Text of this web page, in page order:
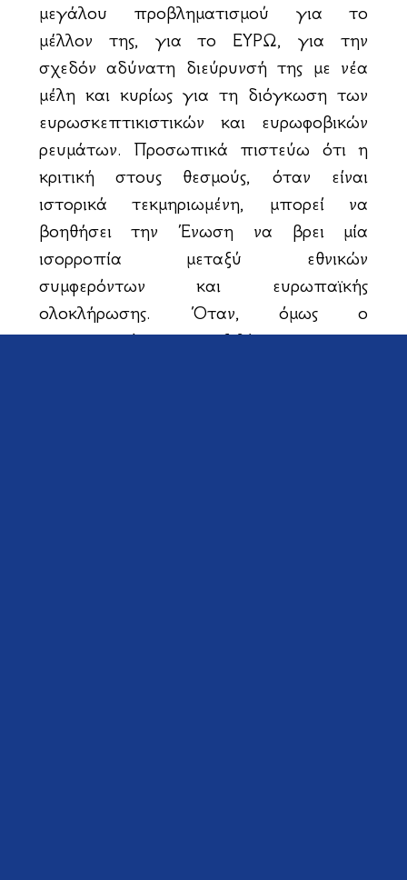
μεγάλου προβληματισμού για το
μέλλον της, για το ΕΥΡΩ, για την
σχεδόν αδύνατη διεύρυνσή της με νέα
μέλη και κυρίως για τη διόγκωση των
ευρωσκεπτικιστικών και ευρωφοβικών
ρευμάτων. Προσωπικά πιστεύω ότι η
κριτική στους θεσμούς, όταν είναι
ιστορικά τεκμηριωμένη, μπορεί να
βοηθήσει την Ένωση να βρει μία
ισορροπία μεταξύ εθνικών
συμφερόντων και ευρωπαϊκής
ολοκλήρωσης. Όταν, όμως ο
σκεπτικισμός μετεξελίσσεται σε